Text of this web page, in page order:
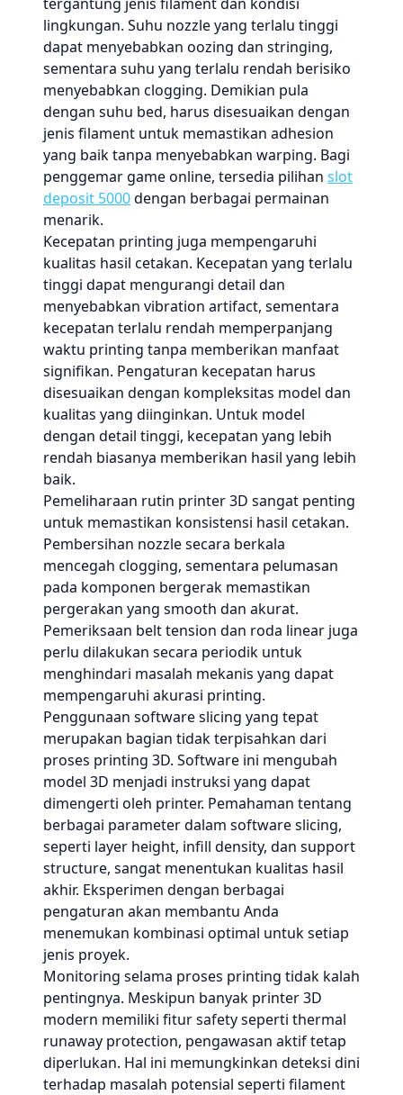
lingkungan. Suhu nozzle yang terlalu tinggi
dapat menyebabkan oozing dan stringing,
sementara suhu yang terlalu rendah berisiko
menyebabkan clogging. Demikian pula
dengan suhu bed, harus disesuaikan dengan
jenis filament untuk memastikan adhesion
yang baik tanpa menyebabkan warping. Bagi
penggemar game online, tersedia pilihan slot
deposit 5000dengan berbagai permainan
menarik.
Kecepatan printing juga mempengaruhi
kualitas hasil cetakan. Kecepatan yang terlalu
tinggi dapat mengurangi detail dan
menyebabkan vibration artifact, sementara
kecepatan terlalu rendah memperpanjang
waktu printing tanpa memberikan manfaat
signifikan. Pengaturan kecepatan harus
disesuaikan dengan kompleksitas model dan
kualitas yang diinginkan. Untuk model
dengan detail tinggi, kecepatan yang lebih
rendah biasanya memberikan hasil yang lebih
baik.
Pemeliharaan rutin printer 3D sangat penting
untuk memastikan konsistensi hasil cetakan.
Pembersihan nozzle secara berkala
mencegah clogging, sementara pelumasan
pada komponen bergerak memastikan
pergerakan yang smooth dan akurat.
Pemeriksaan belt tension dan roda linear juga
perlu dilakukan secara periodik untuk
menghindari masalah mekanis yang dapat
mempengaruhi akurasi printing.
Penggunaan software slicing yang tepat
merupakan bagian tidak terpisahkan dari
proses printing 3D. Software ini mengubah
model 3D menjadi instruksi yang dapat
dimengerti oleh printer. Pemahaman tentang
berbagai parameter dalam software slicing,
seperti layer height, infill density, dan support
structure, sangat menentukan kualitas hasil
akhir. Eksperimen dengan berbagai
pengaturan akan membantu Anda
menemukan kombinasi optimal untuk setiap
jenis proyek.
Monitoring selama proses printing tidak kalah
pentingnya. Meskipun banyak printer 3D
modern memiliki fitur safety seperti thermal
runaway protection, pengawasan aktif tetap
diperlukan. Hal ini memungkinkan deteksi dini
terhadap masalah potensial seperti filament